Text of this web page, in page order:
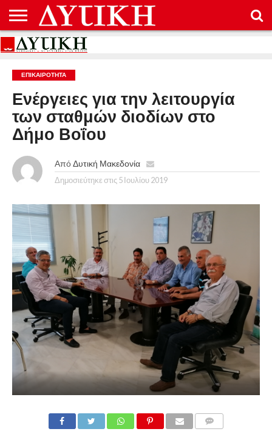
ΑΡΧΙΚΉ
ΕΠΙΚΟΙΝΩΝΊΑ
ΌΡΟΙ
ΠΡΟΣΤΑΣΊΑ
ΔΕΔΟΜΈΝΩΝ
ΕΠΙΚΑΙΡΟΤΗΤΑ
Ενέργειες για την λειτουργία
των σταθμών διοδίων στο
Δήμο Βοΐου
Από Δυτική Μακεδονία
Δημοσιεύτηκε στις 5 Ιουλίου 2019